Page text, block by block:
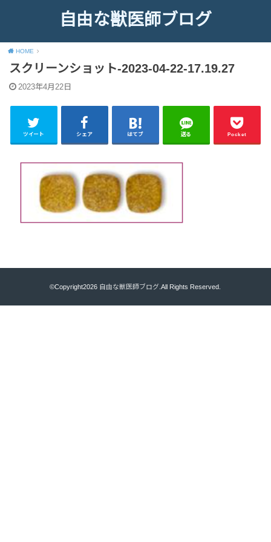
自由な獣医師ブログ
HOME
スクリーンショット-2023-04-22-17.19.27
2023年4月22日
ツイート シェア はてブ 送る Pocket
©Copyright2026 自由な獣医師ブログ .All Rights Reserved.